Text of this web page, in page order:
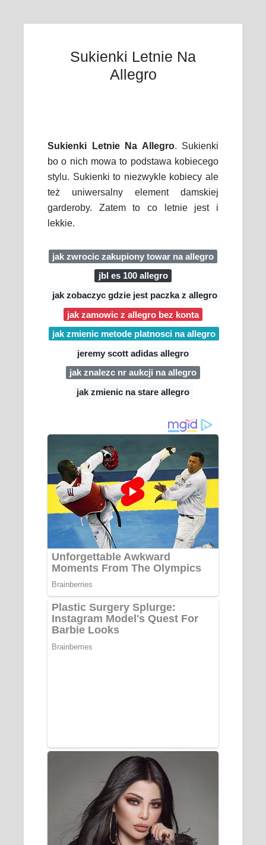
Sukienki Letnie Na
Allegro
Sukienki Letnie Na Allegro. Sukienki
bo o nich mowa to podstawa kobiecego
stylu. Sukienki to niezwykle kobiecy ale
też uniwersalny element damskiej
garderoby. Zatem to co letnie jest i
lekkie.
jak zwrocic zakupiony towar na allegro
jbl es 100 allegro
jak zobaczyc gdzie jest paczka z allegro
jak zamowic z allegro bez konta
jak zmienic metode platnosci na allegro
jeremy scott adidas allegro
jak znalezc nr aukcji na allegro
jak zmienic na stare allegro